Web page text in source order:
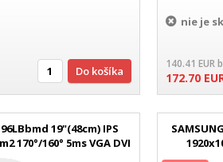
Do košíka
nie je
140.41 EUR
172.70
19"(48cm) IPS
170°/160° 5ms VGA DVI